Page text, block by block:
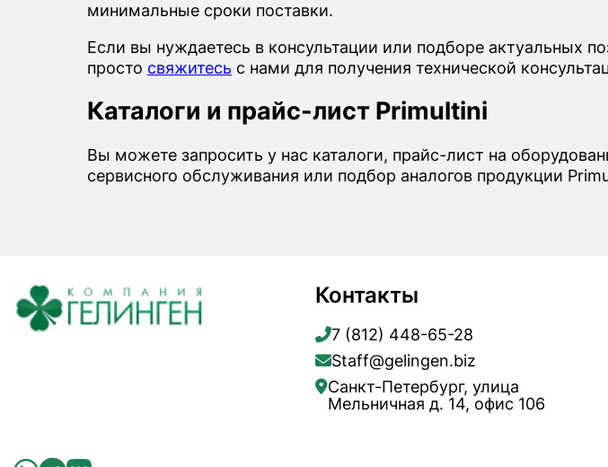
минимальные сроки поставки.
Если вы нуждаетесь в консультации или подборе актуальных
просто свяжитесь с нами для получения технической
Каталоги и прайс-лист Primultini
Вы можете запросить у нас каталоги, прайс-лист на
сервисного обслуживания или подбор аналогов продукции
Контакты
7 (812) 448-65-28
Staff@gelingen.biz
Санкт-Петербург, улица
Мельничная д. 14, офис 106